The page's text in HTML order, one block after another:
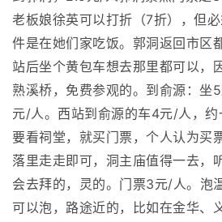
老板娘徐英可以打折（7折），但
件是在她们家吃饭。郭洞返回市区
站后坐个黄包车想去那里都可以，
熟溪桥，免费参观的。到俞源：坐
元/人。西站到俞源的车4元/人，
要看祠堂，就买门票，个人认为买
落里走走即可，洞主庙值得一去，
会去拜的，灵的。门票3元/人。泡
可以泡，路途近的，比如在金华、